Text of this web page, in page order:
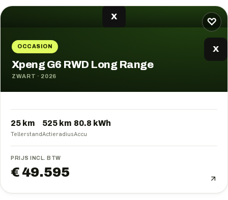
♡
X
OCCASION X
Xpeng G6 RWD Long Range
ZWART · 2026
25 km
Tellerstand
525 km
Actieradius
80.8 kWh
Accu
PRIJS INCL. BTW
€ 49.595